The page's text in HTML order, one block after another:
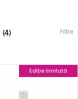
(4) Filtre
Ediție limitată